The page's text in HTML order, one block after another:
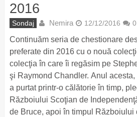
2016
Sondaj Nemira 12/12/2016 0
Continuăm seria de chestionare
preferate din 2016 cu o nouă
colecţia în care îi regăsim pe
şi Raymond Chandler. Anul
a purtat printr-o călătorie în timp,
Războiului Scoţian de
de Bruce, apoi în timpul Războiului